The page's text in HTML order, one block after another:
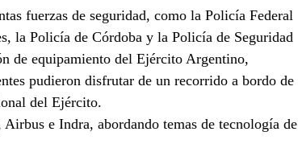
fuerzas de seguridad, como la Policía Federal
la Policía de Córdoba y la Policía de Seguridad
de equipamiento del Ejército Argentino,
pudieron disfrutar de un recorrido a bordo de
del Ejército.
e Indra, abordando temas de tecnología de